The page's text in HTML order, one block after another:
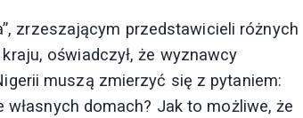
zrzeszającym przedstawicieli różnych
oświadczył, że wyznawcy
muszą zmierzyć się z pytaniem:
domach? Jak to możliwe, że